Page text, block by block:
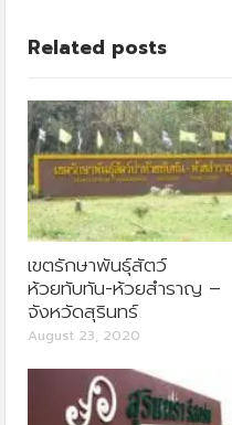
Related posts
เขตรักษาพันธุ์สัตว์
ห้วยทับทัน-ห้วยสำราญ –
จังหวัดสุรินทร์
August 23, 2020